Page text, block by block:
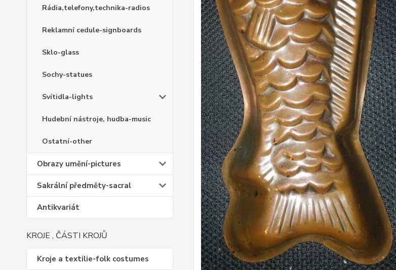
Rádia,telefony,technika-radios
Reklamní cedule-signboards
Sklo-glass
Sochy-statues
Svítidla-lights
Hudební nástroje, hudba-music
Ostatní-other
Obrazy umění-pictures
Sakrální předměty-sacral
Antikvariát
KROJE , ČÁSTI KROJŮ
Kroje a textilie-folk costumes